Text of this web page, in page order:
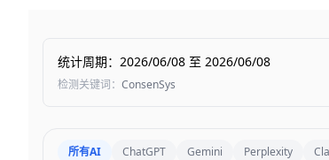
统计周期： 2026/06/08 至 2026/06/08
检测关键词： ConsenSys
所有AI ChatGPT Gemini Perplexity